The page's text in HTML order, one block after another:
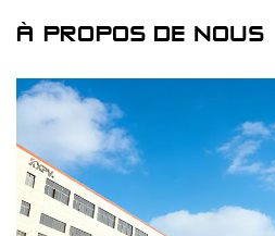
À PROPOS DE NOUS